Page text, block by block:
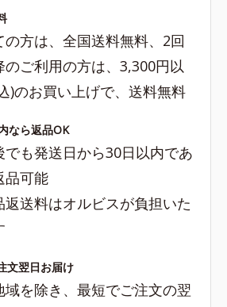
の方は、全国送料無料、2回
のご利用の方は、3,300円以
)のお買い上げで、送料無料
なら返品OK
でも発送日から30日以内であ
品可能
送料はオルビスが負担いた
文翌日お届け
域を除き、最短でご注文の翌